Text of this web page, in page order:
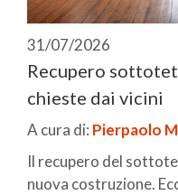
31/07/2026
Recupero
chieste dai vicini
A cura di: Pierpaolo
Il recupero del
nuova costruzione.